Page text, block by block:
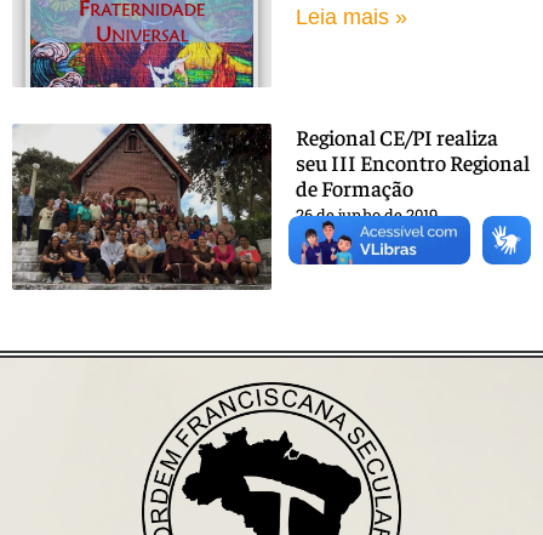
Leia mais »
Regional CE/PI realiza
seu III Encontro Regional
de Formação
26 de junho de 2019
Leia mais »